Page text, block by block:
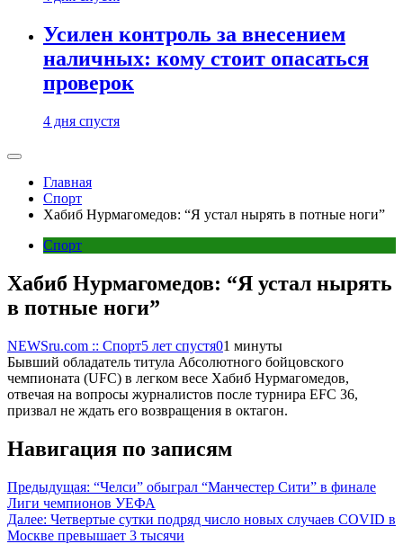
Усилен контроль за внесением
наличных: кому стоит опасаться
проверок
4 дня спустя
Главная
Спорт
Хабиб Нурмагомедов: “Я устал нырять в потные ноги”
Спорт
Хабиб Нурмагомедов: “Я устал нырять
в потные ноги”
NEWSru.com :: Спорт5 лет спустя01 минуты
Бывший обладатель титула Абсолютного бойцовского
чемпионата (UFC) в легком весе Хабиб Нурмагомедов,
отвечая на вопросы журналистов после турнира EFC 36,
призвал не ждать его возвращения в октагон.
Навигация по записям
Предыдущая: “Челси” обыграл “Манчестер Сити” в финале
Лиги чемпионов УЕФА
Далее: Четвертые сутки подряд число новых случаев COVID в
Москве превышает 3 тысячи